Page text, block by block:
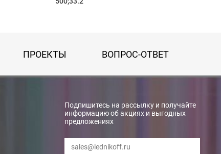
ПРОЕКТЫ ВОПРОС-ОТВЕТ
Подпишитесь на рассылку и получайте
информацию об акциях и выгодных
предложениях